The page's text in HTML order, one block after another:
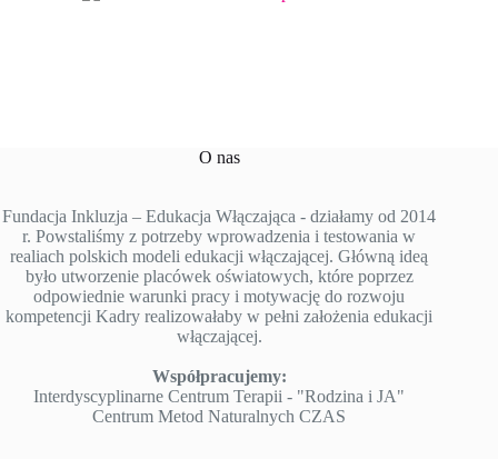
O nas
Fundacja Inkluzja – Edukacja Włączająca - działamy od 2014
r. Powstaliśmy z potrzeby wprowadzenia i testowania w
realiach polskich modeli edukacji włączającej. Główną ideą
było utworzenie placówek oświatowych, które poprzez
odpowiednie warunki pracy i motywację do rozwoju
kompetencji Kadry realizowałaby w pełni założenia edukacji
włączającej.
Współpracujemy:
Interdyscyplinarne Centrum Terapii - "Rodzina i JA"
Centrum Metod Naturalnych CZAS